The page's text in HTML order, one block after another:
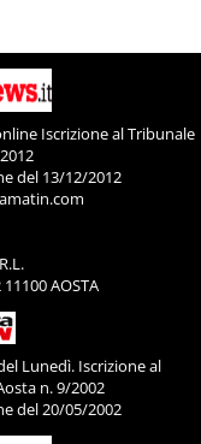
Iscrizione al Tribunale
del 13/12/2012
AOSTA
Lunedì. Iscrizione al
n. 9/2002
del 20/05/2002